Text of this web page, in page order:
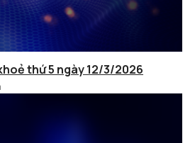
thứ 5 ngày 12/3/2026